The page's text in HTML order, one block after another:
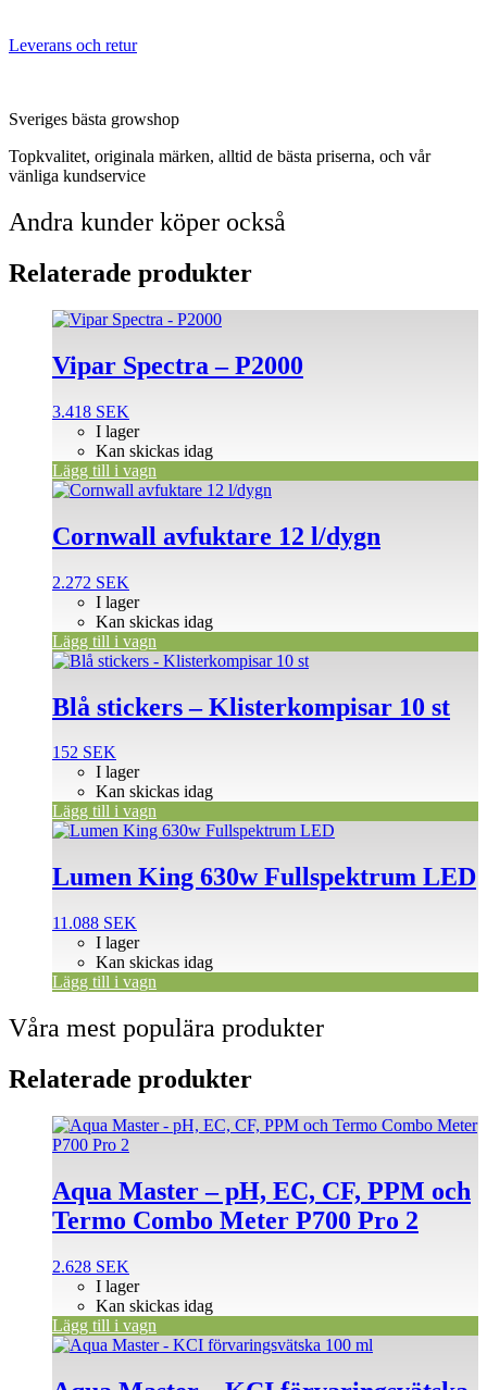
Leverans och retur
Sveriges bästa growshop
Topkvalitet, originala märken, alltid de bästa priserna, och vår
vänliga kundservice
Andra kunder köper också
Relaterade produkter
Vipar Spectra – P2000
3.418 SEK
I lager
Kan skickas idag
Lägg till i vagn
Cornwall avfuktare 12 l/dygn
2.272 SEK
I lager
Kan skickas idag
Lägg till i vagn
Blå stickers – Klisterkompisar 10 st
152 SEK
I lager
Kan skickas idag
Lägg till i vagn
Lumen King 630w Fullspektrum LED
11.088 SEK
I lager
Kan skickas idag
Lägg till i vagn
Våra mest populära produkter
Relaterade produkter
Aqua Master – pH, EC, CF, PPM och
Termo Combo Meter P700 Pro 2
2.628 SEK
I lager
Kan skickas idag
Lägg till i vagn